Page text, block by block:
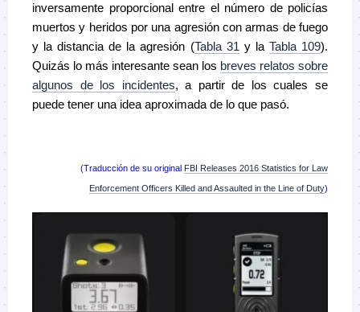
inversamente proporcional entre el número de policías
muertos y heridos por una agresión con armas de fuego
y la distancia de la agresión (Tabla 31 y la Tabla 109).
Quizás lo más interesante sean los breves relatos sobre
algunos de los incidentes, a partir de los cuales se
puede tener una idea aproximada de lo que pasó.
(Traducción de su original FBI Releases 2016 Statistics for Law
Enforcement Officers Killed and Assaulted in the Line of Duty)